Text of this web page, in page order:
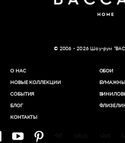
© 2006 - 2026 Шоу-рум
О НАС
НОВЫЕ КОЛЛЕКЦИИ
СОБЫТИЯ
БЛОГ
КОНТАКТЫ
ОБОИ